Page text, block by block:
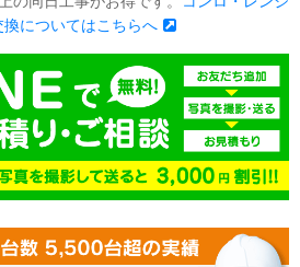
換についてはこちらへ